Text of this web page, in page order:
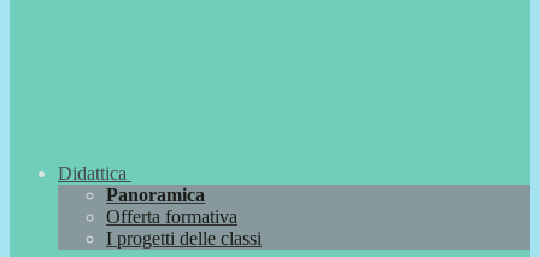
Didattica
Panoramica
Offerta formativa
I progetti delle classi